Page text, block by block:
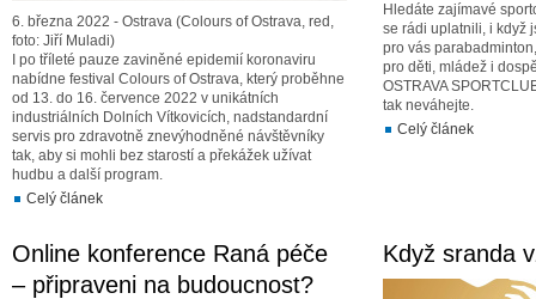
6. března 2022 - Ostrava (Colours of Ostrava, red,
foto: Jiří Muladi)
I po tříleté pauze zaviněné epidemií koronaviru
nabídne festival Colours of Ostrava, který proběhne
od 13. do 16. července 2022 v unikátních
industriálních Dolních Vítkovicích, nadstandardní
servis pro zdravotně znevýhodněné návštěvníky
tak, aby si mohli bez starostí a překážek užívat
hudbu a další program.
Celý článek
Hledáte zajímavé
se rádi uplatnili, i když
pro vás
pro děti, mládež i
OSTRAVA
tak neváhejte.
Celý článek
Online konference Raná péče
– připraveni na budoucnost?
Když sranda